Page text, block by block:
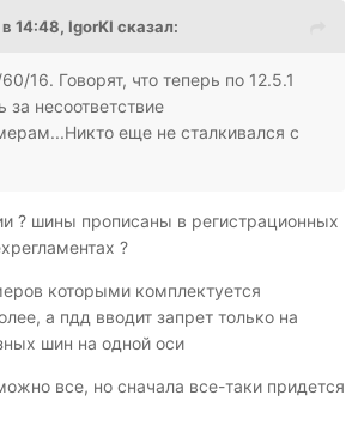
14:48, IgorKI сказал:
16. Говорят, что теперь по 12.5.1
за несоответствие
еще не сталкивался с
? шины прописаны в регистрационных
?
которыми комплектуется
а пдд вводит запрет только на
шин на одной оси
все, но сначала все-таки придется